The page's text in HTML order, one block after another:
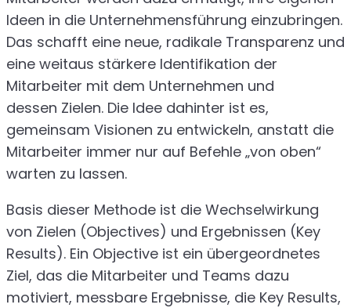
Ideen in die Unternehmensführung einzubringen.
Das schafft eine neue, radikale Transparenz und
eine weitaus stärkere Identifikation der
Mitarbeiter mit dem Unternehmen und
dessen Zielen. Die Idee dahinter ist es,
gemeinsam Visionen zu entwickeln, anstatt die
Mitarbeiter immer nur auf Befehle „von oben“
warten zu lassen.
Basis dieser Methode ist die Wechselwirkung
von Zielen (Objectives) und Ergebnissen (Key
Results). Ein Objective ist ein übergeordnetes
Ziel, das die Mitarbeiter und Teams dazu
motiviert, messbare Ergebnisse, die Key Results,